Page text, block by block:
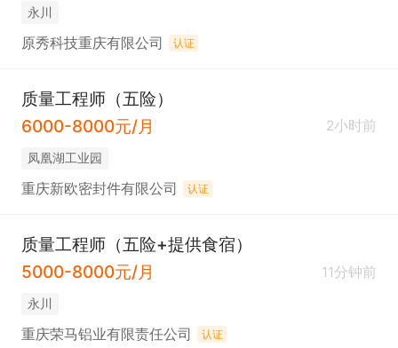
永川
原秀科技重庆有限公司 认证
质量工程师（五险）
6000-8000元/月
2小时前
凤凰湖工业园
重庆新欧密封件有限公司 认证
质量工程师（五险+提供食宿）
5000-8000元/月
11分钟前
永川
重庆荣马铝业有限责任公司 认证